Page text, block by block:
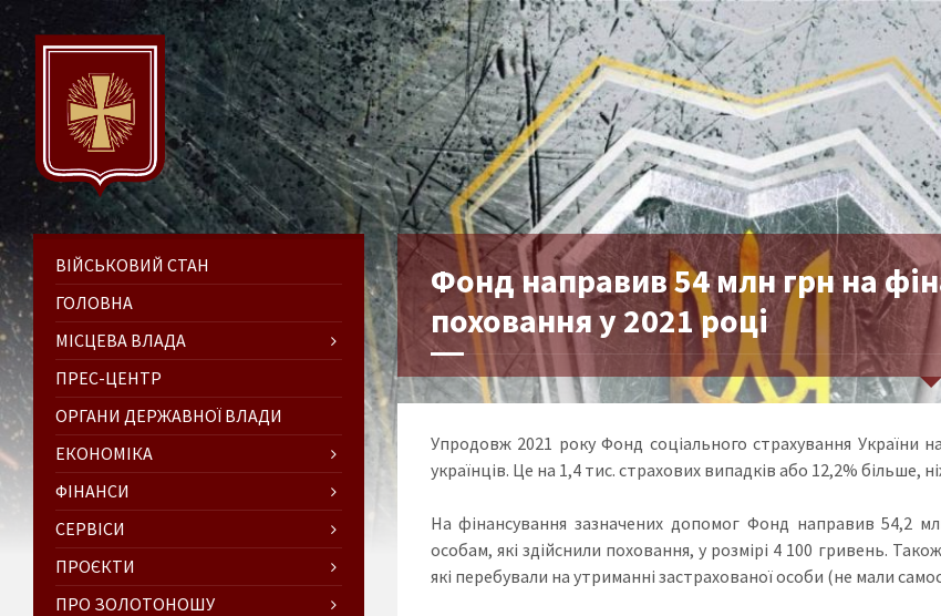
Фонд направив 54 млн грн на
поховання у 2021 році
Упродовж 2021 року Фонд соціального страхування
українців. Це на 1,4 тис. страхових випадків або 12,2% більше,
На фінансування зазначених допомог Фонд направив 54,2
особам, які здійснили поховання, у розмірі 4 100 гривень.
які перебували на утриманні застрахованої особи (не мали
ВІЙСЬКОВИЙ СТАН
ГОЛОВНА
МІСЦЕВА ВЛАДА
ПРЕС-ЦЕНТР
ОРГАНИ ДЕРЖАВНОЇ ВЛАДИ
ЕКОНОМІКА
ФІНАНСИ
СЕРВІСИ
ПРОЄКТИ
ПРО ЗОЛОТОНОШУ